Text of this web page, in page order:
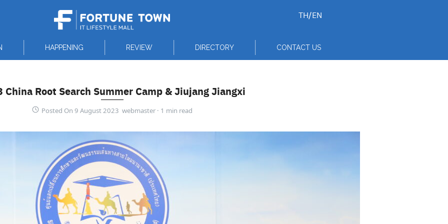
TH/EN
HAPPENING REVIEW DIRECTORY CONTACT US
China Root Search Summer Camp & Jiujang Jiangxi
Posted On 9 August 2023 webmaster ·